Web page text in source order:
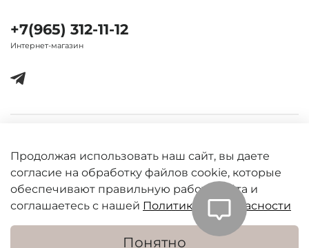
+7(965) 312-11-12
Интернет-магазин
Продолжая использовать наш сайт, вы даете
согласие на обработку файлов cookie, которые
обеспечивают правильную работу сайта и
соглашаетесь с нашей Политикой безопасности
Понятно